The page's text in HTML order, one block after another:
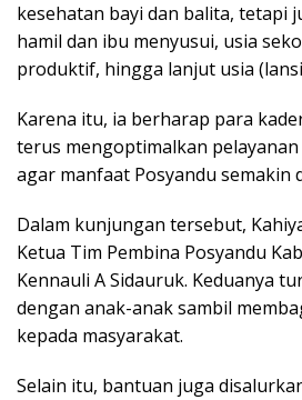
kesehatan bayi dan balita, tetapi
hamil dan ibu menyusui, usia
produktif, hingga lanjut usia
Karena itu, ia berharap para
terus mengoptimalkan
agar manfaat Posyandu semakin
Dalam kunjungan tersebut,
Ketua Tim Pembina Posyandu
Kennauli A Sidauruk. Keduanya
dengan anak-anak sambil
kepada masyarakat.
Selain itu, bantuan juga